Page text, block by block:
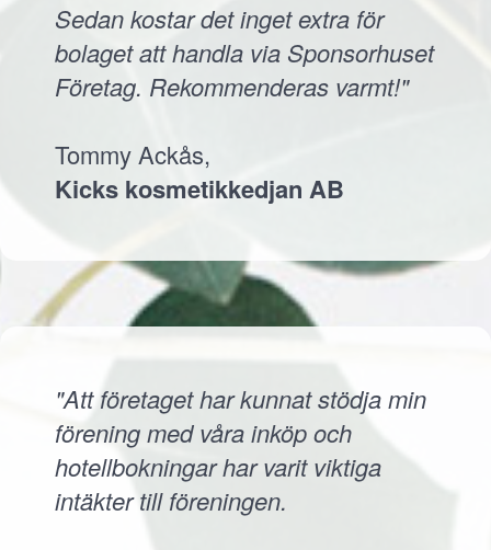
Sedan kostar det inget extra för
bolaget att handla via Sponsorhuset
Företag. Rekommenderas varmt!"
Tommy Ackås,
Kicks kosmetikkedjan AB
"Att företaget har kunnat stödja min
förening med våra inköp och
hotellbokningar har varit viktiga
intäkter till föreningen.